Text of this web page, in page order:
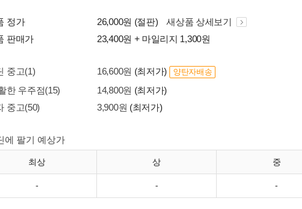
정가 26,000원 (절판)
새상품 상세보기
판매가
23,400원 + 마일리지 1,300원
중고(1) 16,600원 (최저가) 양탄자배송
한 우주점(15) 14,800원 (최저가)
중고(50)
3,900원 (최저가)
에 팔기 예상가
최상 상 중
- - -